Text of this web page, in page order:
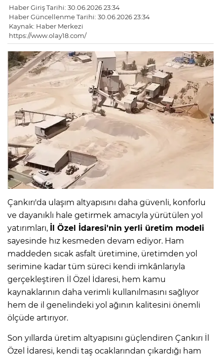
Haber Giriş Tarihi: 30.06.2026 23:34
Haber Güncellenme Tarihi: 30.06.2026 23:34
Kaynak: Haber Merkezi
https://www.olay18.com/
Çankırı'da ulaşım altyapısını daha güvenli, konforlu
ve dayanıklı hale getirmek amacıyla yürütülen yol
yatırımları, İl Özel İdaresi'nin yerli üretim modeli
sayesinde hız kesmeden devam ediyor. Ham
maddeden sıcak asfalt üretimine, üretimden yol
serimine kadar tüm süreci kendi imkânlarıyla
gerçekleştiren İl Özel İdaresi, hem kamu
kaynaklarının daha verimli kullanılmasını sağlıyor
hem de il genelindeki yol ağının kalitesini önemli
ölçüde artırıyor.
Son yıllarda üretim altyapısını güçlendiren Çankırı İl
Özel İdaresi, kendi taş ocaklarından çıkardığı ham